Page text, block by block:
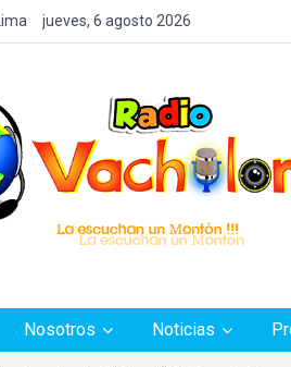
Lima jueves, 6 agosto 2026
Nosotros Noticias